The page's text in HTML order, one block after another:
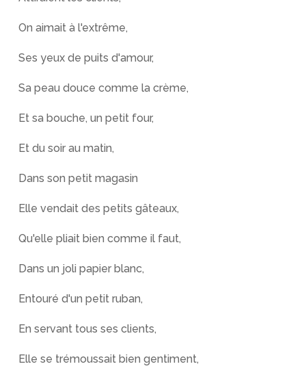
On aimait à l'extrême,
Ses yeux de puits d'amour,
Sa peau douce comme la crème,
Et sa bouche, un petit four,
Et du soir au matin,
Dans son petit magasin
Elle vendait des petits gâteaux,
Qu'elle pliait bien comme il faut,
Dans un joli papier blanc,
Entouré d'un petit ruban,
En servant tous ses clients,
Elle se trémoussait bien gentiment,